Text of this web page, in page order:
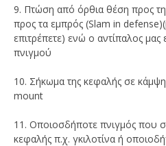
9. Πτώση από όρθια θέση προς
προς τα εμπρός (Slam in
επιτρέπετε) ενώ ο αντίπαλος
πνιγμού
10. Σήκωμα της κεφαλής σε
mount
11. Οποιοσδήποτε πνιγμός που
κεφαλής π.χ. γκιλοτίνα ή